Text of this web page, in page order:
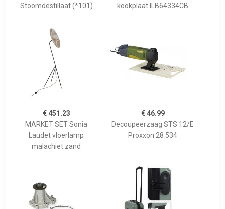
Stoomdestillaat (*101)
kookplaat ILB64334CB
€ 451.23
MARKET SET Sonia
Laudet vloerlamp
malachiet zand
€ 46.99
Decoupeerzaag STS 12/E
Proxxon 28 534